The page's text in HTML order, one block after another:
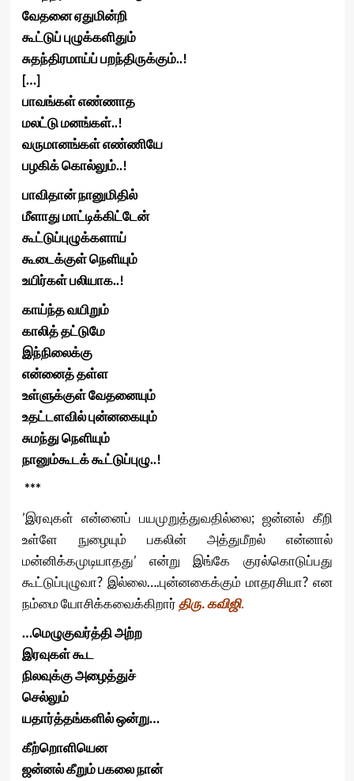
வேதனை ஏதுமின்றி
கூட்டுப் புழுக்களிதும்
சுதந்திரமாய்ப் பறந்திருக்கும்..!
[…]
பாவங்கள் எண்ணாத
மலட்டு மனங்கள்..!
வருமானங்கள் எண்ணியே
பழகிக் கொல்லும்..!
பாவிதான் நானுமிதில்
மீளாது மாட்டிக்கிட்டேன்
கூட்டுப்புழுக்களாய்
கூடைக்குள் நெளியும்
உயிர்கள் பலியாக..!
காய்ந்த வயிறும்
காலித் தட்டுமே
இந்நிலைக்கு
என்னைத் தள்ள
உள்ளுக்குள் வேதனையும்
உதட்டளவில் புன்னகையும்
சுமந்து நெளியும்
நானும்கூடக் கூட்டுப்புழு..!
***
’இரவுகள் என்னைப் பயமுறுத்துவதில்லை; ஜன்னல் கீறி
உள்ளே நுழையும் பகலின் அத்துமீறல் என்னால்
மன்னிக்கமுடியாதது’ என்று இங்கே குரல்கொடுப்பது
கூட்டுப்புழுவா? இல்லை….புன்னகைக்கும் மாதரசியா? என
நம்மை யோசிக்கவைக்கிறார்திரு. கவிஜி.
…மெழுகுவர்த்தி அற்ற
இரவுகள் கூட
நிலவுக்கு அழைத்துச்
செல்லும்
யதார்த்தங்களில் ஒன்று…
கீற்றொளியென
ஜன்னல் கீறும் பகலை நான்